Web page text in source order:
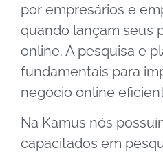
por empresários e
quando lançam seus
online. A pesquisa e
fundamentais para
negócio online
Na Kamus nós
capacitados em